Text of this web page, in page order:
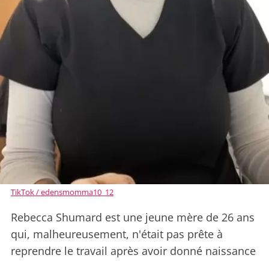
TikTok / edensmomma10_12
Rebecca Shumard est une jeune mère de 26 ans
qui, malheureusement, n'était pas prête à
reprendre le travail après avoir donné naissance